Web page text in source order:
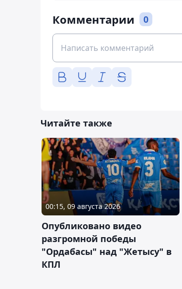
Комментарии 0
Читайте также
00:15, 09 августа 2026
Опубликовано видео
разгромной победы
"Ордабасы" над "Жетысу" в
КПЛ